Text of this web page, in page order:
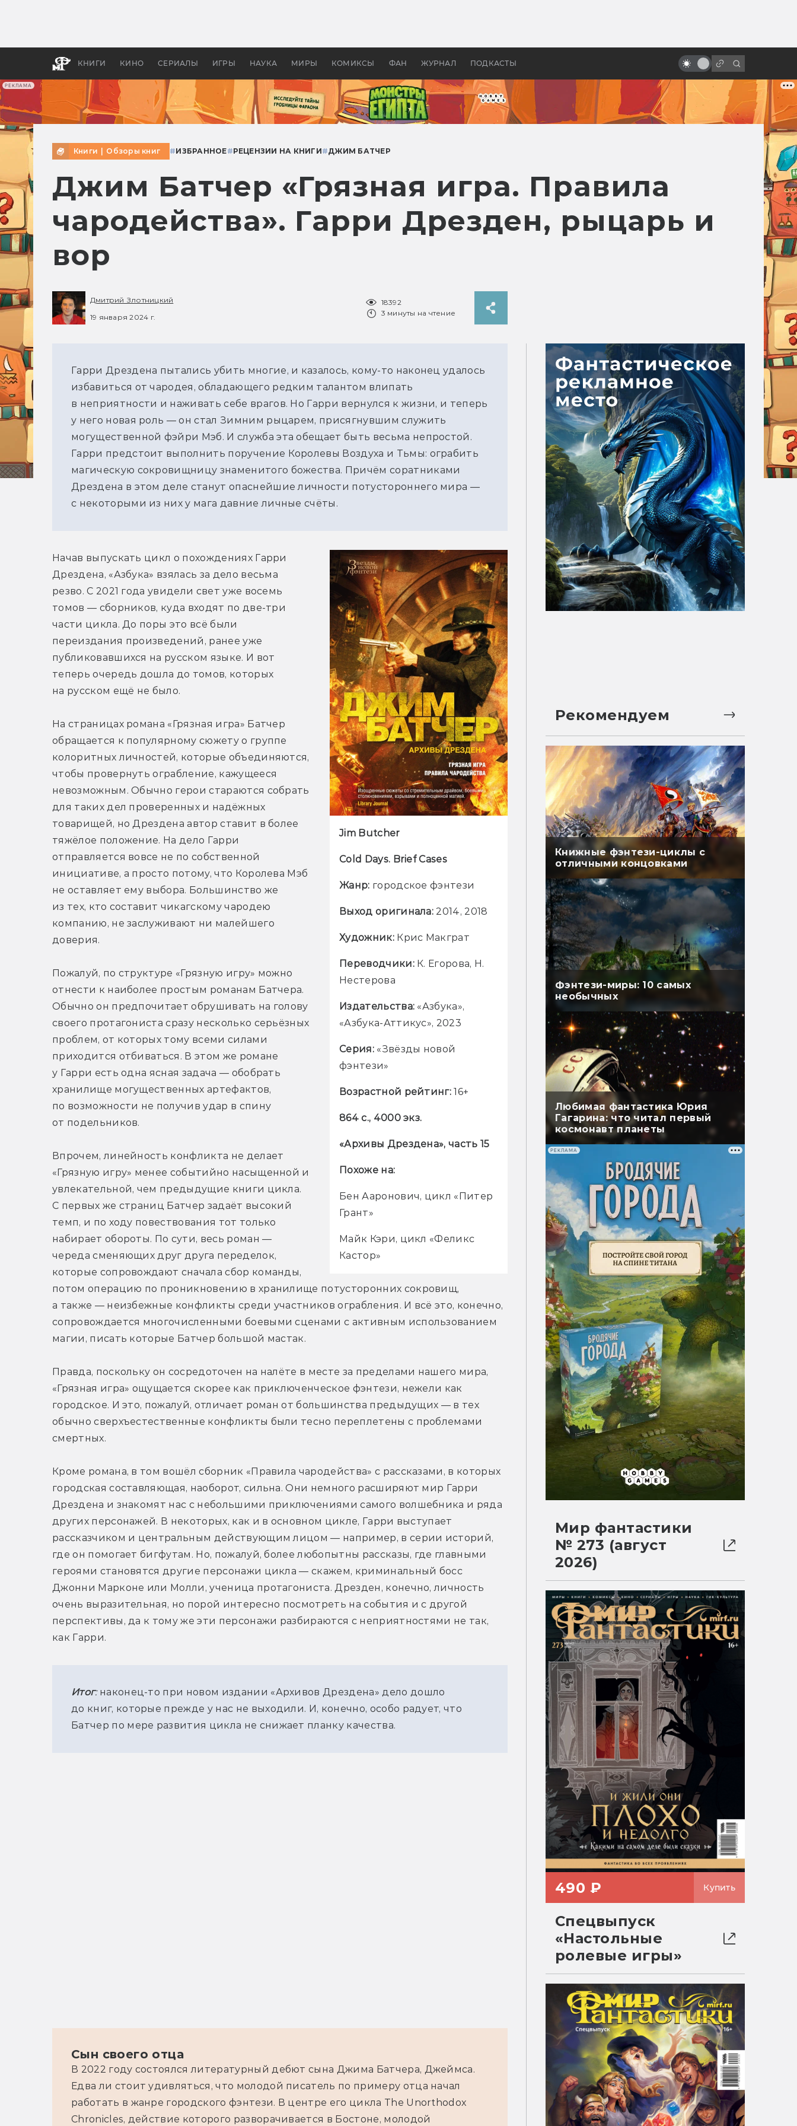
РЕКЛАМА
КНИГИ КИНО СЕРИАЛЫ ИГРЫ НАУКА МИРЫ КОМИКСЫ ФАН ЖУРНАЛ ПОДКАСТЫ
апокалипсис, в России —
бы «Властелина колец»
самом человечном роботе
Книги Обзоры книг #ИЗБРАННОЕ#РЕЦЕНЗИИ НА КНИГИ#ДЖИМ БАТЧЕР
Джим Батчер «Грязная игра. Правила
чародейства». Гарри Дрезден, рыцарь и
вор
Дмитрий Злотницкий
19 января 2024 г.
18392
3 минуты на чтение
Гарри Дрездена пытались убить многие, и казалось, кому-то наконец удалось
избавиться от чародея, обладающего редким талантом влипать
в неприятности и наживать себе врагов. Но Гарри вернулся к жизни, и теперь
у него новая роль — он стал Зимним рыцарем, присягнувшим служить
могущественной фэйри Мэб. И служба эта обещает быть весьма непростой.
Гарри предстоит выполнить поручение Королевы Воздуха и Тьмы: ограбить
магическую сокровищницу знаменитого божества. Причём соратниками
Дрездена в этом деле станут опаснейшие личности потустороннего мира —
с некоторыми из них у мага давние личные счёты.
Jim Butcher
Cold Days. Brief Cases
Жанр: городское фэнтези
Выход оригинала: 2014, 2018
Художник: Крис Макграт
Переводчики: К. Егорова, Н.
Нестерова
Издательства: «Азбука»,
«Азбука-Аттикус», 2023
Серия: «Звёзды новой
фэнтези»
Возрастной рейтинг: 16+
864 с., 4000 экз.
«Архивы Дрездена», часть 15
Похоже на:
Бен Ааронович, цикл «Питер
Грант»
Майк Кэри, цикл «Феликс
Кастор»
Начав выпускать цикл о похождениях Гарри
Дрездена, «Азбука» взялась за дело весьма
резво. С 2021 года увидели свет уже восемь
томов — сборников, куда входят по две-три
части цикла. До поры это всё были
переиздания произведений, ранее уже
публиковавшихся на русском языке. И вот
теперь очередь дошла до томов, которых
на русском ещё не было.
На страницах романа «Грязная игра» Батчер
обращается к популярному сюжету о группе
колоритных личностей, которые объединяются,
чтобы провернуть ограбление, кажущееся
невозможным. Обычно герои стараются собрать
для таких дел проверенных и надёжных
товарищей, но Дрездена автор ставит в более
тяжёлое положение. На дело Гарри
отправляется вовсе не по собственной
инициативе, а просто потому, что Королева Мэб
не оставляет ему выбора. Большинство же
из тех, кто составит чикагскому чародею
компанию, не заслуживают ни малейшего
доверия.
Пожалуй, по структуре «Грязную игру» можно
отнести к наиболее простым романам Батчера.
Обычно он предпочитает обрушивать на голову
своего протагониста сразу несколько серьёзных
проблем, от которых тому всеми силами
приходится отбиваться. В этом же романе
у Гарри есть одна ясная задача — обобрать
хранилище могущественных артефактов,
по возможности не получив удар в спину
от подельников.
Впрочем, линейность конфликта не делает
«Грязную игру» менее событийно насыщенной и
увлекательной, чем предыдущие книги цикла.
С первых же страниц Батчер задаёт высокий
темп, и по ходу повествования тот только
набирает обороты. По сути, весь роман —
череда сменяющих друг друга переделок,
которые сопровождают сначала сбор команды,
потом операцию по проникновению в хранилище потусторонних сокровищ,
а также — неизбежные конфликты среди участников ограбления. И всё это, конечно,
сопровождается многочисленными боевыми сценами с активным использованием
магии, писать которые Батчер большой мастак.
Правда, поскольку он сосредоточен на налёте в месте за пределами нашего мира,
«Грязная игра» ощущается скорее как приключенческое фэнтези, нежели как
городское. И это, пожалуй, отличает роман от большинства предыдущих — в тех
обычно сверхъестественные конфликты были тесно переплетены с проблемами
смертных.
Кроме романа, в том вошёл сборник «Правила чародейства» с рассказами, в которых
городская составляющая, наоборот, сильна. Они немного расширяют мир Гарри
Дрездена и знакомят нас с небольшими приключениями самого волшебника и ряда
других персонажей. В некоторых, как и в основном цикле, Гарри выступает
рассказчиком и центральным действующим лицом — например, в серии историй,
где он помогает бигфутам. Но, пожалуй, более любопытны рассказы, где главными
героями становятся другие персонажи цикла — скажем, криминальный босс
Джонни Марконе или Молли, ученица протагониста. Дрезден, конечно, личность
очень выразительная, но порой интересно посмотреть на события и с другой
перспективы, да к тому же эти персонажи разбираются с неприятностями не так,
как Гарри.
Итог: наконец-то при новом издании «Архивов Дрездена» дело дошло
до книг, которые прежде у нас не выходили. И, конечно, особо радует, что
Батчер по мере развития цикла не снижает планку качества.
Сын своего отца
В 2022 году состоялся литературный дебют сына Джима Батчера, Джеймса.
Едва ли стоит удивляться, что молодой писатель по примеру отца начал
работать в жанре городского фэнтези. В центре его цикла The Unorthodox
Chronicles, действие которого разворачивается в Бостоне, молодой
Рекомендуем
Книжные фэнтези-циклы с
отличными концовками
Фэнтези-миры: 10 самых
необычных
Любимая фантастика Юрия
Гагарина: что читал первый
космонавт планеты
РЕКЛАМА
Мир фантастики
№ 273 (август
2026)
490 ₽ Купить
Спецвыпуск
«Настольные
ролевые игры»